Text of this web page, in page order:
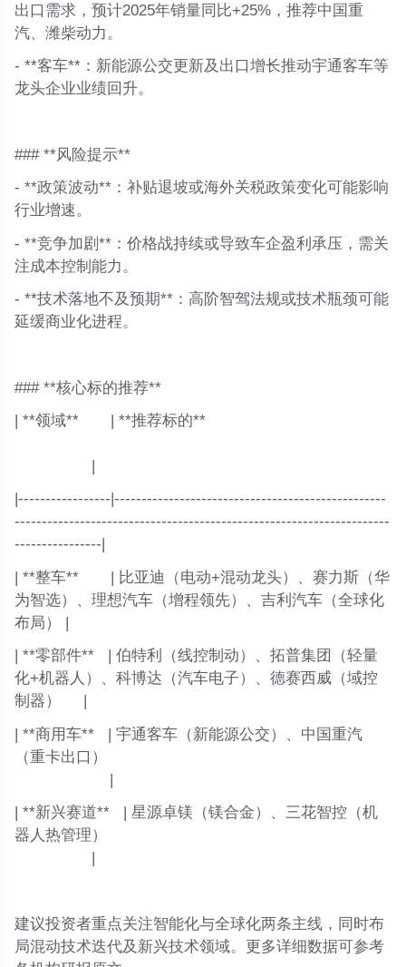
出口需求，预计2025年销量同比+25%，推荐中国重
汽、潍柴动力。
- **客车**：新能源公交更新及出口增长推动宇通客车等
龙头企业业绩回升。
### **风险提示**
- **政策波动**：补贴退坡或海外关税政策变化可能影响
行业增速。
- **竞争加剧**：价格战持续或导致车企盈利承压，需关
注成本控制能力。
- **技术落地不及预期**：高阶智驾法规或技术瓶颈可能
延缓商业化进程。
### **核心标的推荐**
| **领域** | **推荐标的**
|
|-----------------|--------------------------------------------------
---------------------------------------------------------------------
----------------|
| **整车** | 比亚迪（电动+混动龙头）、赛力斯（华
为智选）、理想汽车（增程领先）、吉利汽车（全球化
布局） |
| **零部件** | 伯特利（线控制动）、拓普集团（轻量
化+机器人）、科博达（汽车电子）、德赛西威（域控
制器） |
| **商用车** | 宇通客车（新能源公交）、中国重汽
（重卡出口）
|
| **新兴赛道** | 星源卓镁（镁合金）、三花智控（机
器人热管理）
|
建议投资者重点关注智能化与全球化两条主线，同时布
局混动技术迭代及新兴技术领域。更多详细数据可参考